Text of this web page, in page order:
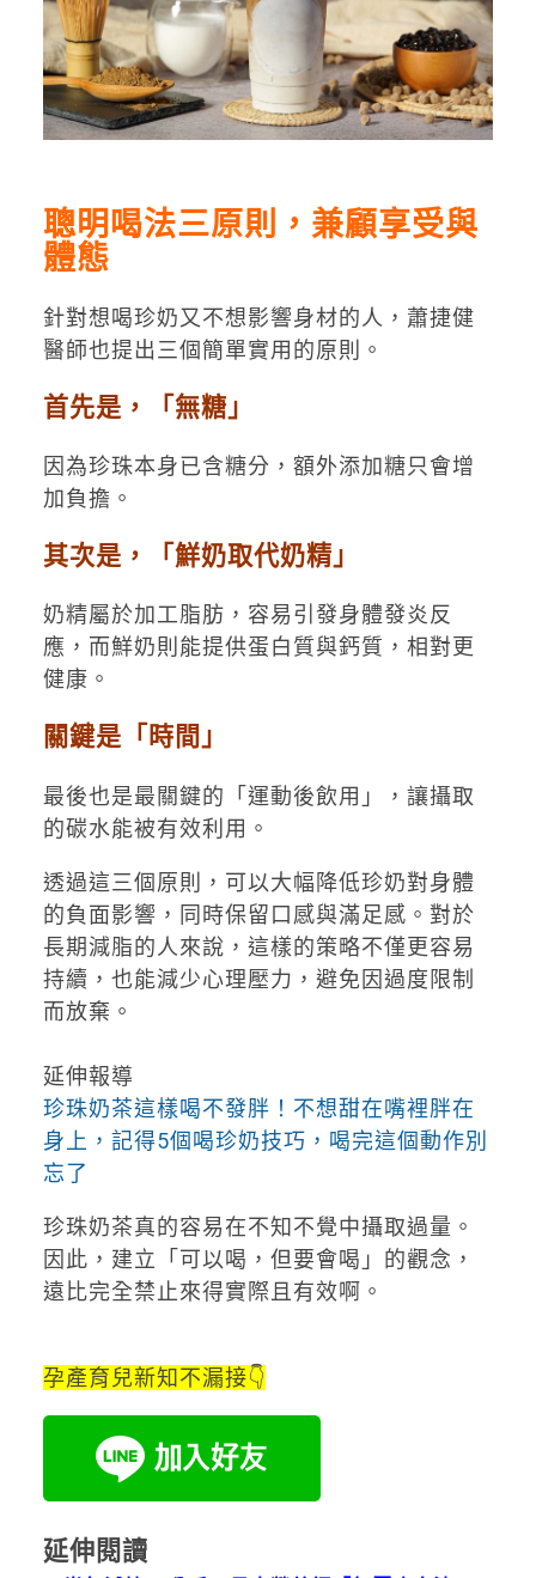
聰明喝法三原則，兼顧享受與
體態
針對想喝珍奶又不想影響身材的人，蕭捷健
醫師也提出三個簡單實用的原則。
首先是，「無糖」
因為珍珠本身已含糖分，額外添加糖只會增
加負擔。
其次是，「鮮奶取代奶精」
奶精屬於加工脂肪，容易引發身體發炎反
應，而鮮奶則能提供蛋白質與鈣質，相對更
健康。
關鍵是「時間」
最後也是最關鍵的「運動後飲用」，讓攝取
的碳水能被有效利用。
透過這三個原則，可以大幅降低珍奶對身體
的負面影響，同時保留口感與滿足感。對於
長期減脂的人來說，這樣的策略不僅更容易
持續，也能減少心理壓力，避免因過度限制
而放棄。
延伸報導
珍珠奶茶這樣喝不發胖！不想甜在嘴裡胖在
身上，記得5個喝珍奶技巧，喝完這個動作別
忘了
珍珠奶茶真的容易在不知不覺中攝取過量。
因此，建立「可以喝，但要會喝」的觀念，
遠比完全禁止來得實際且有效啊。
孕產育兒新知不漏接👇
延伸閱讀